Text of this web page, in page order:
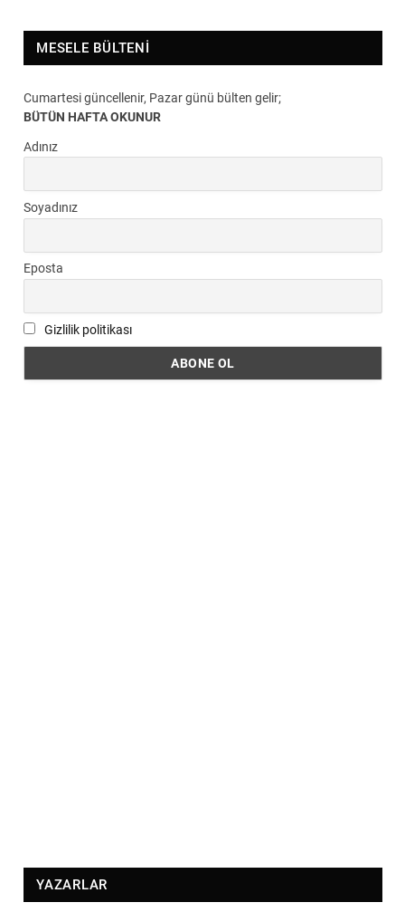
MESELE BÜLTENI
Cumartesi güncellenir, Pazar günü bülten gelir;
BÜTÜN HAFTA OKUNUR
Adınız
Soyadınız
Eposta
Gizlilik politikası
YAZARLAR